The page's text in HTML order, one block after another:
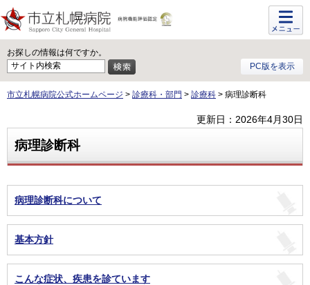
お探しの情報は何ですか。
PC版を表示
メニュ
ー
市立札幌病院公式ホームページ > 診療科・部門 > 診療科 > 病理診断科
更新日：2026年4月30日
病理診断科
病理診断科について
基本方針
こんな症状、疾患を診ています